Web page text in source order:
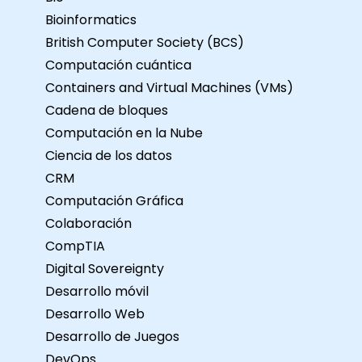
Bioinformatics
British Computer Society (BCS)
Computación cuántica
Containers and Virtual Machines (VMs)
Cadena de bloques
Computación en la Nube
Ciencia de los datos
CRM
Computación Gráfica
Colaboración
CompTIA
Digital Sovereignty
Desarrollo móvil
Desarrollo Web
Desarrollo de Juegos